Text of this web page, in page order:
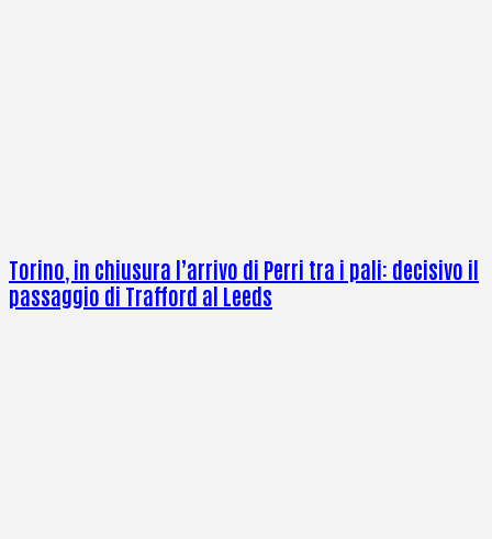
Torino, in chiusura l’arrivo di Perri tra i pali: decisivo il
passaggio di Trafford al Leeds